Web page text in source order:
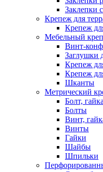
Заклепки
Крепеж для
Крепеж
Мебельный
Винт-
Заглушки
Крепеж
Крепеж
Шканты
Метрический
Болт,
Болты
Винт,
Винты
Гайки
Шайбы
Шпильки